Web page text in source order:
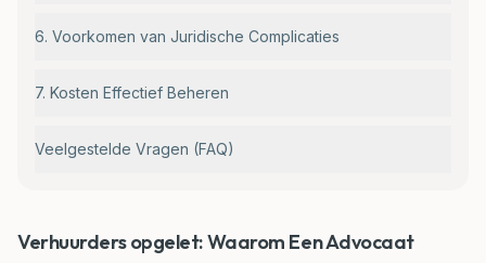
6. Voorkomen van Juridische Complicaties
7. Kosten Effectief Beheren
Veelgestelde Vragen (FAQ)
Verhuurders opgelet: Waarom Een Advocaat